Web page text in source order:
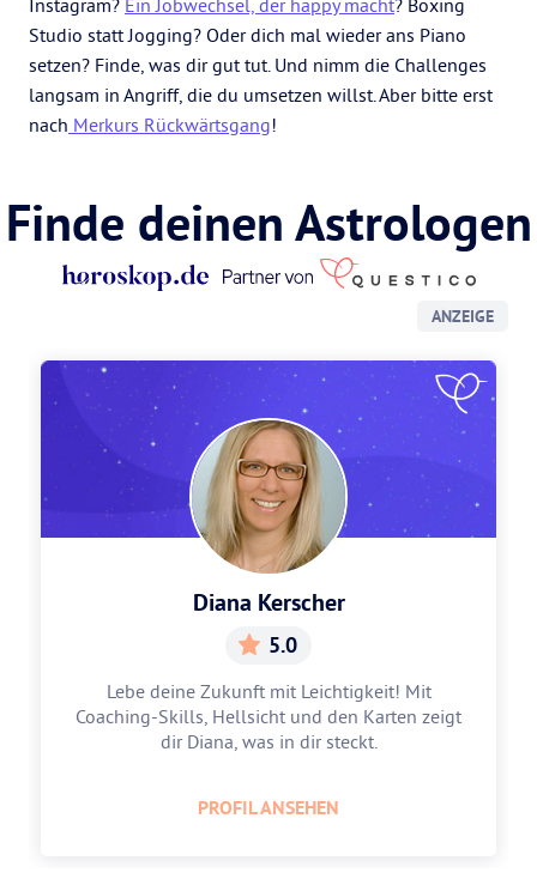
Instagram? Ein Jobwechsel, der happy macht? Boxing
Studio statt Jogging? Oder dich mal wieder ans Piano
setzen? Finde, was dir gut tut. Und nimm die Challenges
langsam in Angriff, die du umsetzen willst. Aber bitte erst
nach Merkurs Rückwärtsgang!
Finde deinen Astrologen
ANZEIGE
Diana Kerscher
5.0
Lebe deine Zukunft mit Leichtigkeit! Mit
Coaching-Skills, Hellsicht und den Karten zeigt
dir Diana, was in dir steckt.
PROFIL ANSEHEN